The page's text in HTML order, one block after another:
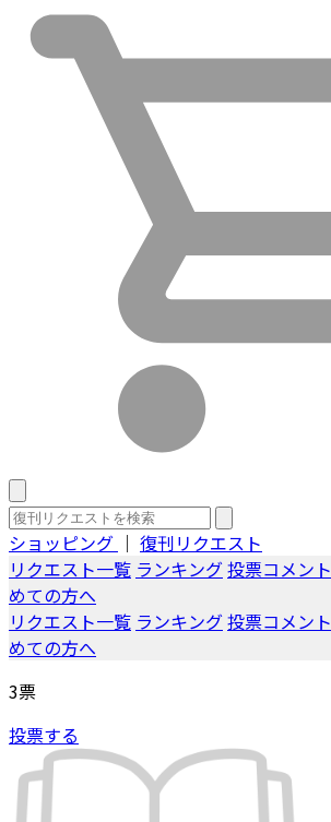
ショッピング ｜ 復刊リクエスト
リクエスト一覧 ランキング投票コメント
めての方へ
リクエスト一覧 ランキング投票コメント
めての方へ
3票
投票する